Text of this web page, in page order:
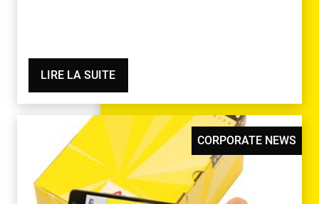
LIRE LA SUITE
CORPORATE NEWS